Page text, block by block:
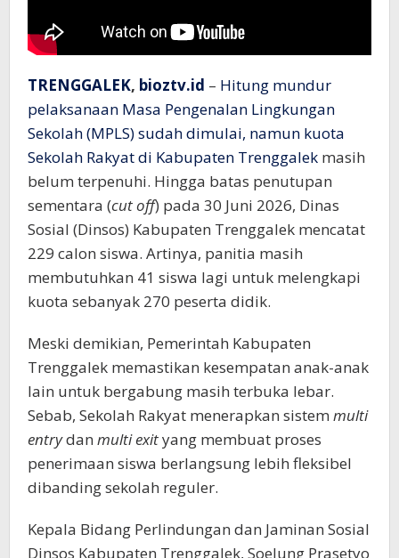
TRENGGALEK, bioztv.id – Hitung mundur
pelaksanaan Masa Pengenalan Lingkungan
Sekolah (MPLS) sudah dimulai, namun kuota
Sekolah Rakyat di Kabupaten Trenggalek masih
belum terpenuhi. Hingga batas penutupan
sementara (cut off) pada 30 Juni 2026, Dinas
Sosial (Dinsos) Kabupaten Trenggalek mencatat
229 calon siswa. Artinya, panitia masih
membutuhkan 41 siswa lagi untuk melengkapi
kuota sebanyak 270 peserta didik.
Meski demikian, Pemerintah Kabupaten
Trenggalek memastikan kesempatan anak-anak
lain untuk bergabung masih terbuka lebar.
Sebab, Sekolah Rakyat menerapkan sistem multi
entrydan multi exityang membuat proses
penerimaan siswa berlangsung lebih fleksibel
dibanding sekolah reguler.
Kepala Bidang Perlindungan dan Jaminan Sosial
Dinsos Kabupaten Trenggalek, Soelung Prasetyo